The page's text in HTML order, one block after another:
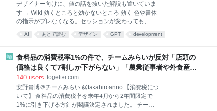
精神の迷宮から救い出すような、途方もない指令に。 ノックの音ととも
に、二人の総務省幹部が重々しく入室してきた。特命の辞令を手渡され
た斎藤は、薄暗がりの中
デザイナー向けに、値の話を抜いた解説も置いていま
す → Wiki 効くところと効かないところ 効く 色や書体
の指示がブレなくなる。セッションが変わっても、担
当者が変わっても同じ値が出る WCAG のコントラス
ト比を機械でチェックできる Tailwind の設定や CSS
き始められる 効かない UI は生成しません。 CLI にあ
るのは検証と変換だけです あなたのコードは1行も読
みません。 ESLint と違い、検査対象は DESIGN.md 自
ールのうち、Markdown 本文を見るのは1つだけで、
それも見出しの並び順しか見ません ボタン1個を書き
きれません（後述） 一番はっきり言えるのはこれで
AI あとで読む デザイン GPT development
食料品の消費税率1%の件で、チームみらいが反対「店頭の
価格は良くて7割しか下がらない」「農業従事者や外食産業
に負担が偏る」「高所得者ほど恩恵は大きい」「財源が不
明確」が主な理由
140 users togetter.com
安野貴博＠チームみらい @takahiroanno 【消費税につ
いて】 食料品の消費税率を来年4月から2年間限定で
1%に引き下げる方針が閣議決定されました。 チーム